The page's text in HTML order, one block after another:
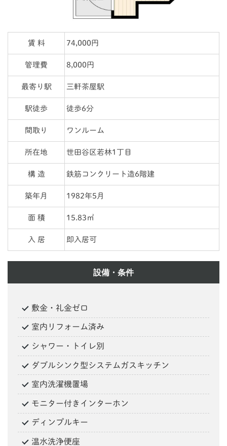
賃 料 74,000円
管理費 8,000円
最寄り駅 三軒茶屋駅
駅徒歩 徒歩6分
間取り ワンルーム
所在地 世田谷区若林1丁目
構 造 鉄筋コンクリート造6階建
築年月 1982年5月
面 積 15.83㎡
入 居 即入居可
設備・条件
敷金・礼金ゼロ
室内リフォーム済み
シャワー・トイレ別
ダブルシンク型システムガスキッチン
室内洗濯機置場
モニター付きインターホン
ディンプルキー
温水洗浄便座